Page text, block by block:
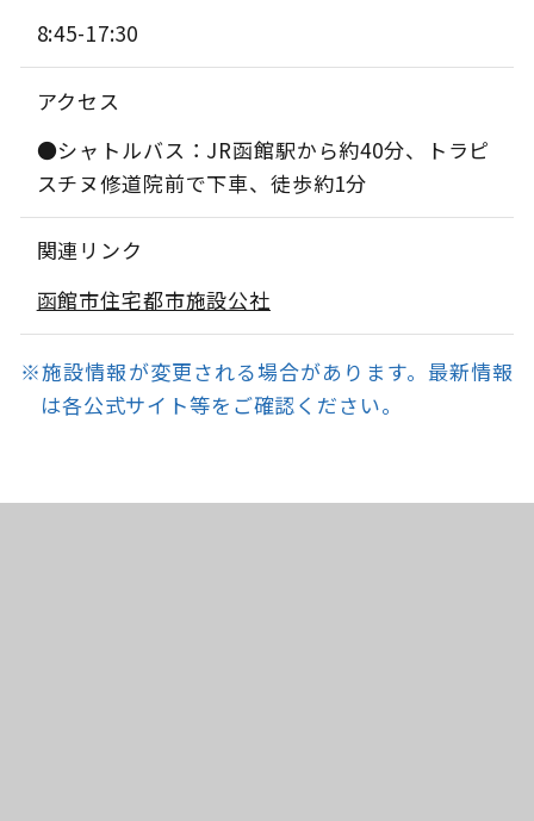
8:45-17:30
アクセス
●シャトルバス：JR函館駅から約40分、トラピ
スチヌ修道院前で下車、徒歩約1分
関連リンク
函館市住宅都市施設公社
※施設情報が変更される場合があります。最新情報
は各公式サイト等をご確認ください。